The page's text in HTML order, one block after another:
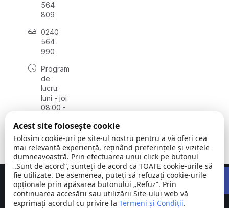
564
809
0240
564
990
Program
de
lucru:
luni - joi
08:00 -
vineri
08:00 -
14:00
Comuna © Toate
Concept realizat deBig Media Relații Publice SRL
Acest site folosește cookie
Folosim cookie-uri pe site-ul nostru pentru a vă oferi cea
mai relevantă experiență, reținând preferințele și vizitele
dumneavoastră. Prin efectuarea unui click pe butonul
„Sunt de acord”, sunteți de acord ca TOATE cookie-urile să
fie utilizate. De asemenea, puteți să refuzați cookie-urile
opționale prin apăsarea butonului „Refuz”. Prin
continuarea accesării sau utilizării Site-ului web vă
exprimați acordul cu privire la Termeni și Condiții.